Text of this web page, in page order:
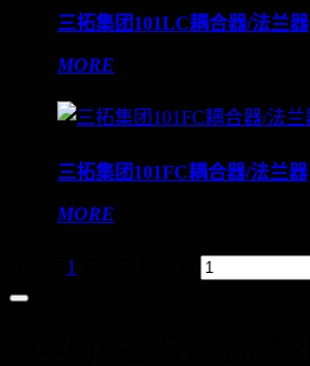
三拓集团101LC耦合器/法兰器
MORE
三拓集团101FC耦合器/法兰器
MORE
1